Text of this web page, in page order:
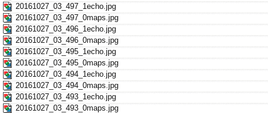
20161027_03_497_1echo.jpg
20161027_03_497_0maps.jpg
20161027_03_496_1echo.jpg
20161027_03_496_0maps.jpg
20161027_03_495_1echo.jpg
20161027_03_495_0maps.jpg
20161027_03_494_1echo.jpg
20161027_03_494_0maps.jpg
20161027_03_493_1echo.jpg
20161027_03_493_0maps.jpg